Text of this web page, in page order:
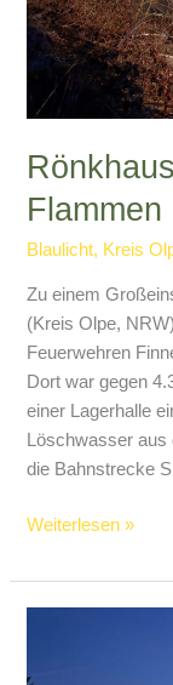
Flammen
Blaulicht, Kreis
Zu einem
(Kreis Olpe,
Feuerwehren
Dort war gegen
einer Lagerhalle
Löschwasser
die Bahnstrecke
Rönkhausen:
in
Flammen
Weiterlesen »